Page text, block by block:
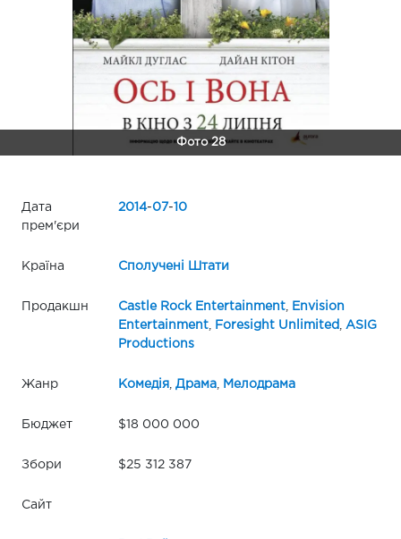
Фото 28
Дата
прем'єри
2014-07- 10
Країна Сполучені Штати
Продакшн Castle Rock Entertainment,
Envision
Entertainment, Foresight Unlimited
ASIG
Productions
Жанр Комедія Драма, Мелодрама
Бюджет $18 000 000
Збори $25 312 387
Сайт